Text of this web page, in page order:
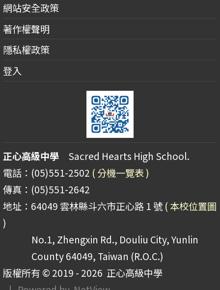
網站安全政策
著作權聲明
隱私權政策
登入
正心高級中學 Sacred Hearts High School.
電話：(05)551-2502 ( 分機一覽表 )
傳真：(05)551-2642
地址：64049 雲林縣斗六市正心路 1 號 ( 本校位置圖
)
No.1, Zhengxin Rd., Douliu City, Yunlin
County 64049, Taiwan (R.O.C.)
版權所有 © 2019 - 2026 正心高級中學